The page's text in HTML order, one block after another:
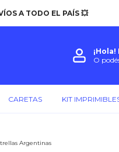
A TODO EL PAÍS 💥
¡Hola!
O
CARETAS KIT
Argentinas